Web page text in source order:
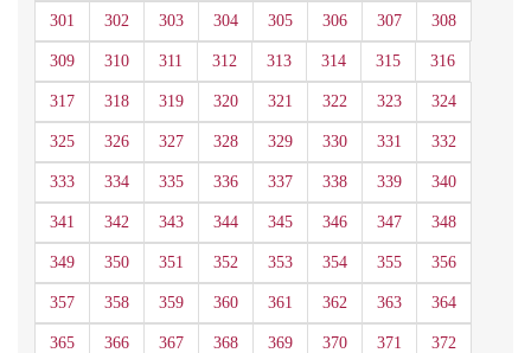
301 302 303 304 305 306 307 308
309 310 311 312 313 314 315 316
317 318 319 320 321 322 323 324
325 326 327 328 329 330 331 332
333 334 335 336 337 338 339 340
341 342 343 344 345 346 347 348
349 350 351 352 353 354 355 356
357 358 359 360 361 362 363 364
365 366 367 368 369 370 371 372